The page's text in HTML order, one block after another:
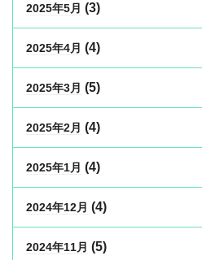
2025年5月 (3)
2025年4月 (4)
2025年3月 (5)
2025年2月 (4)
2025年1月 (4)
2024年12月 (4)
2024年11月 (5)